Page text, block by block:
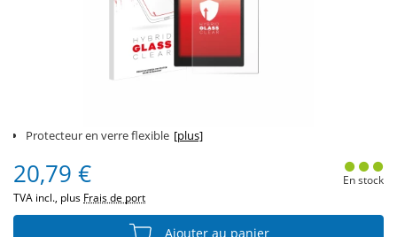
Protecteur en verre flexible [plus]
20,79 €
TVA incl., plus Frais de port
En stock
Ajouter au panier